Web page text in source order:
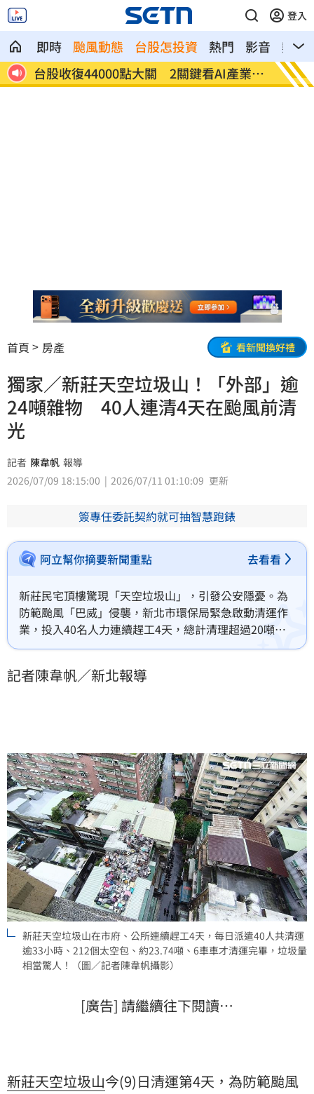
登入
即時 颱風動態 台股怎投資 熱門 影音
熱搜
發
他見搶案挺身相救遭圍毆亡！嫌犯最小12
歲
扣款
首頁 房產 看新聞換好禮
獨家／新莊天空垃圾山！「外部」逾
24噸雜物 40人連清4天在颱風前清
光
記者 陳韋帆 報導
2026/07/09 18:15:00
2026/07/11 01:10:09 更新
簽專任委託契約就可抽智慧跑錶
阿立幫你摘要新聞重點 去看看
新莊民宅頂樓驚現「天空垃圾山」，引發公安隱憂。為
防範颱風「巴威」侵襲，新北市環保局緊急啟動清運作
業，投入40名人力連續趕工4天，總計清理超過20噸廢
棄物、200多個太空包。在市府積極調度下，垃圾堆已
一口氣。接下來，市府工務局拆除大隊將進場，全面拆
記者陳韋帆／新北報導
新莊天空垃圾山在市府、公所連續趕工4天，每日派遣40人共清運
逾33小時、212個太空包、約23.74噸、6車車才清運完畢，垃圾量
相當驚人！（圖／記者陳韋帆攝影）
[廣告] 請繼續往下閱讀…
新莊天空垃圾山今(9)日清運第4天，為防範颱風